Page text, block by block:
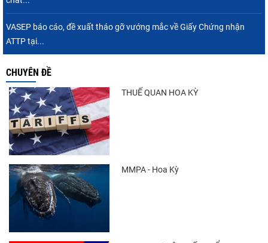
VASEP báo cáo, đề xuất tháo gỡ vướng mắc về Giấy Chứng nhận
ATTP tại...
CHUYÊN ĐỀ
THUẾ QUAN HOA KỲ
MMPA - Hoa Kỳ